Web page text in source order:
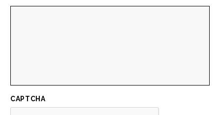
CAPTCHA